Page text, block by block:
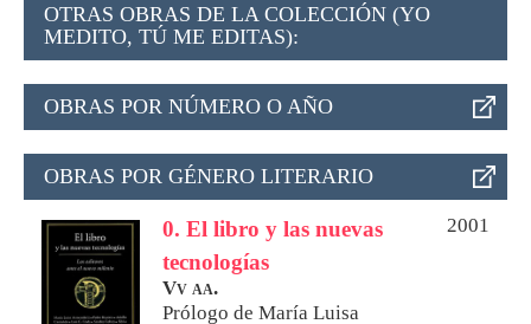
OTRAS OBRAS DE LA COLECCIÓN (YO
MEDITO, TÚ ME EDITAS):
OBRAS POR NÚMERO O AÑO
OBRAS POR GÉNERO LITERARIO
0. El libro y las nuevas
tecnologías
2001
Vv aa.
Prólogo de María Luisa